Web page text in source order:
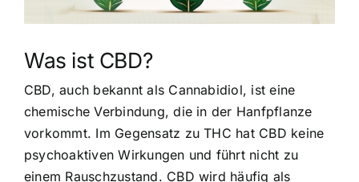
Was ist CBD?
CBD, auch bekannt als Cannabidiol, ist eine
chemische Verbindung, die in der Hanfpflanze
vorkommt. Im Gegensatz zu THC hat CBD keine
psychoaktiven Wirkungen und führt nicht zu
einem Rauschzustand. CBD wird häufig als